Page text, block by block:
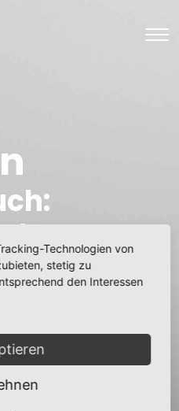
Uhle
Technologien von
stetig zu
den Interessen